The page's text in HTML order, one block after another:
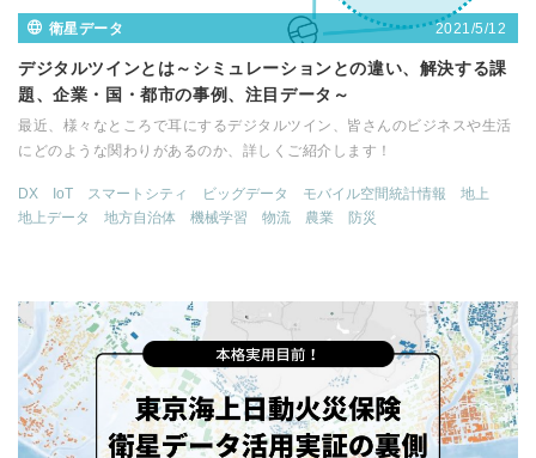
衛星データ 2021/5/12
デジタルツインとは～シミュレーションとの違い、解決する課
題、企業・国・都市の事例、注目データ～
最近、様々なところで耳にするデジタルツイン、皆さんのビジネスや生活
にどのような関わりがあるのか、詳しくご紹介します！
DX IoT スマートシティ ビッグデータ モバイル空間統計情報
地上
地上データ
地方自治体 機械学習 物流 農業 防災